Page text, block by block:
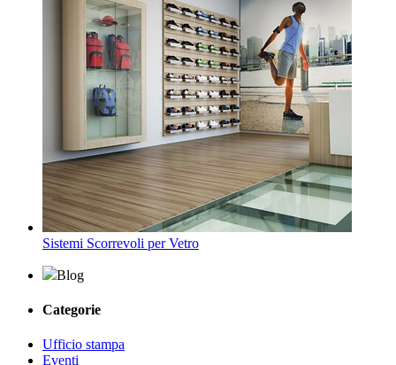
Sistemi Scorrevoli per Vetro
Blog
Categorie
Ufficio stampa
Eventi